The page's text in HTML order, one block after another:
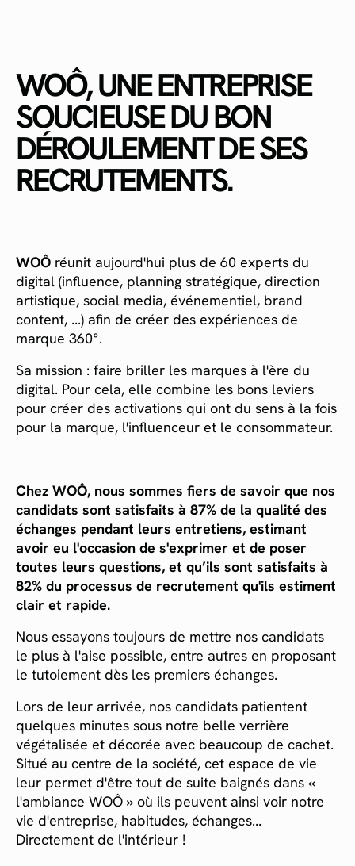
WOÔ, UNE ENTREPRISE
SOUCIEUSE DU BON
DÉROULEMENT DE SES
RECRUTEMENTS.
WOÔ réunit aujourd'hui plus de 60 experts du
digital (influence, planning stratégique, direction
artistique, social media, événementiel, brand
content, ...) afin de créer des expériences de
marque 360°.
Sa mission : faire briller les marques à l'ère du
digital. Pour cela, elle combine les bons leviers
pour créer des activations qui ont du sens à la fois
pour la marque, l'influenceur et le consommateur.
Chez WOÔ, nous sommes fiers de savoir que nos
candidats sont satisfaits à 87% de la qualité des
échanges pendant leurs entretiens, estimant
avoir eu l'occasion de s'exprimer et de poser
toutes leurs questions, et qu’ils sont satisfaits à
82% du processus de recrutement qu'ils estiment
clair et rapide.
Nous essayons toujours de mettre nos candidats
le plus à l'aise possible, entre autres en proposant
le tutoiement dès les premiers échanges.
Lors de leur arrivée, nos candidats patientent
quelques minutes sous notre belle verrière
végétalisée et décorée avec beaucoup de cachet.
Situé au centre de la société, cet espace de vie
leur permet d'être tout de suite baignés dans «
l'ambiance WOÔ » où ils peuvent ainsi voir notre
vie d'entreprise, habitudes, échanges...
Directement de l'intérieur !